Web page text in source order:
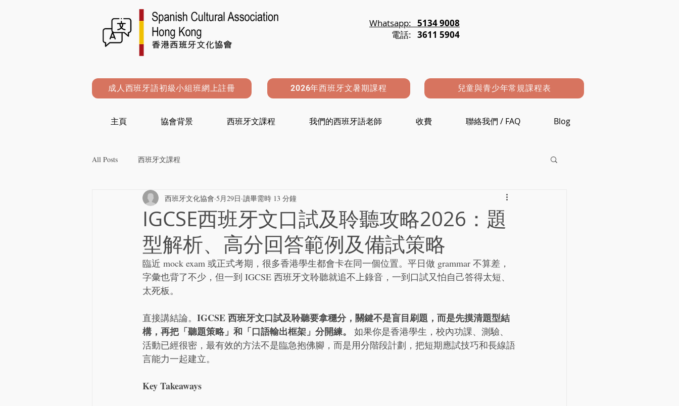
Whatsapp: 5134 9008
電話: 3611 5904
成人西班牙語初級小組班網上註冊 2026年西班牙文暑期課程 兒童與青少年常規課程表
主頁 協會背景 西班牙文課程 我們的西班牙語老師 收費 聯絡我們 / FAQ Blog
All Posts 西班牙文課程
IGCSE西班牙文口試及聆聽攻略2026：題
型解析、高分回答範例及備試策略
西班牙文化協會 5月29日 讀畢需時 13 分鐘
臨近 mock exam 或正式考期，很多香港學生都會卡在同一個位置。平日做 grammar 不算差，
字彙也背了不少，但一到 IGCSE 西班牙文聆聽就追不上錄音，一到口試又怕自己答得太短、
太死板。
直接講結論。 IGCSE 西班牙文口試及聆聽要拿穩分，關鍵不是盲目刷題，而是先摸清題型結
構，再把「聽題策略」和「口語輸出框架」分開練。
如果你是香港學生，校內功課、測驗、
活動已經很密，最有效的方法不是臨急抱佛腳，而是用分階段計劃，把短期應試技巧和長線語
言能力一起建立。
Key Takeaways